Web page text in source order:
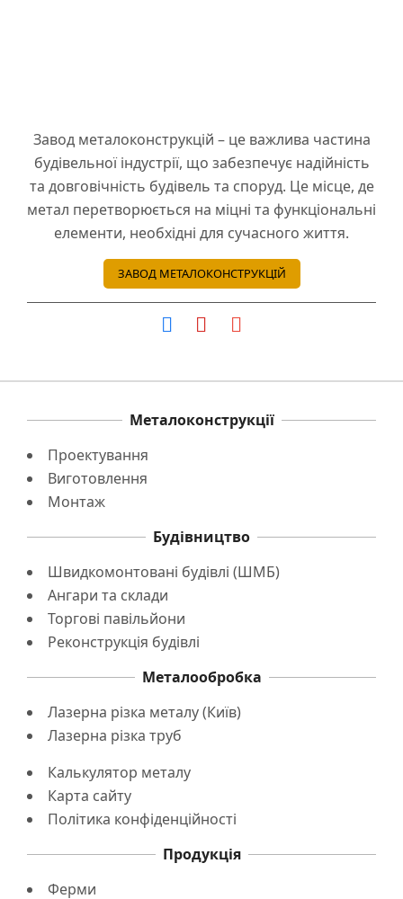
Завод металоконструкцій – це важлива частина
будівельної індустрії, що забезпечує надійність
та довговічність будівель та споруд. Це місце, де
метал перетворюється на міцні та функціональні
елементи, необхідні для сучасного життя.
ЗАВОД МЕТАЛОКОНСТРУКЦІЙ
Металоконструкції
Проектування
Виготовлення
Монтаж
Будівництво
Швидкомонтовані будівлі (ШМБ)
Ангари та склади
Торгові павільйони
Реконструкція будівлі
Металообробка
Лазерна різка металу (Київ)
Лазерна різка труб
Калькулятор металу
Карта сайту
Політика конфіденційності
Продукція
Ферми